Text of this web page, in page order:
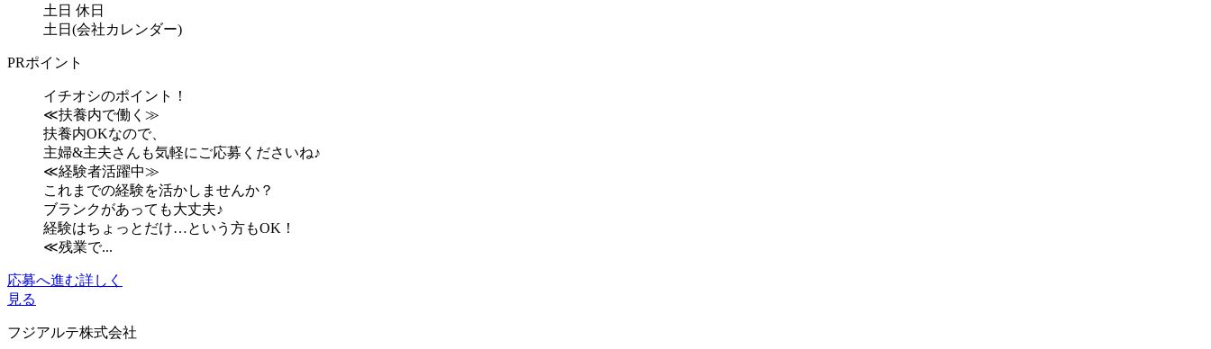
土日 休日
土日(会社カレンダー)
PRポイント
イチオシのポイント！
≪扶養内で働く≫
扶養内OKなので、
主婦&主夫さんも気軽にご応募くださいね♪
≪経験者活躍中≫
これまでの経験を活かしませんか？
ブランクがあっても大丈夫♪
経験はちょっとだけ…という方もOK！
≪残業で...
応募へ進む詳しく
見る
フジアルテ株式会社